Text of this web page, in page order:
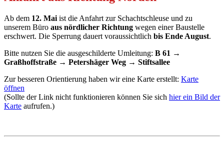
Ab dem 12. Mai ist die Anfahrt zur Schachtschleuse und zu
unserem Büro aus nördlicher Richtung wegen einer Baustelle
erschwert. Die Sperrung dauert voraussichtlich bis Ende August.
Bitte nutzen Sie die ausgeschilderte Umleitung: B 61 →
Graßhoffstraße → Petershäger Weg → Stiftsallee
Zur besseren Orientierung haben wir eine Karte erstellt: Karte
öffnen
(Sollte der Link nicht funktionieren können Sie sich hier ein Bild der
Karte aufrufen.)